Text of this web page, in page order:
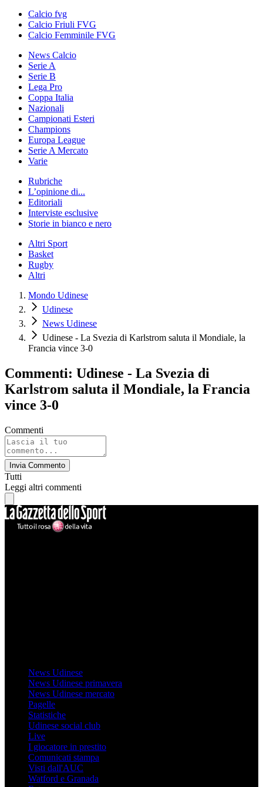
Calcio fvg
Calcio Friuli FVG
Calcio Femminile FVG
News Calcio
Serie A
Serie B
Lega Pro
Coppa Italia
Nazionali
Campionati Esteri
Champions
Europa League
Serie A Mercato
Varie
Rubriche
L’opinione di...
Editoriali
Interviste esclusive
Storie in bianco e nero
Altri Sport
Basket
Rugby
Altri
Mondo Udinese
Udinese
News Udinese
Udinese - La Svezia di Karlstrom saluta il Mondiale, la
Francia vince 3-0
Commenti: Udinese - La Svezia di
Karlstrom saluta il Mondiale, la Francia
vince 3-0
Commenti
Invia Commento
Tutti
Leggi altri commenti
News Udinese
News Udinese primavera
News Udinese mercato
Pagelle
Statistiche
Udinese social club
Live
I giocatore in prestito
Comunicati stampa
Visti dall'AUC
Watford e Granada